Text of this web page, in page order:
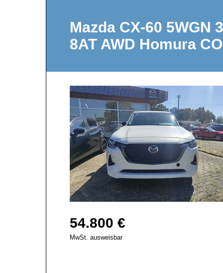
Mazda CX-60 5WGN
8AT AWD Homura
54.800 €
MwSt. ausweisbar